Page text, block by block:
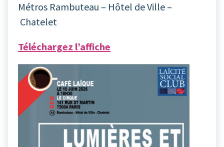
Métros Rambuteau – Hôtel de Ville –
Chatelet
Téléchargez l’affiche